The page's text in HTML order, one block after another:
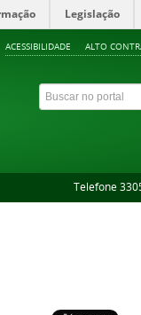
Legislação
ACESSIBILIDADE ALTO
Telefone